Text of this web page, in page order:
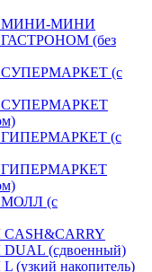
МИНИ-МИНИ
ГАСТРОНОМ (без
СУПЕРМАРКЕТ (с
СУПЕРМАРКЕТ
ГИПЕРМАРКЕТ (с
ГИПЕРМАРКЕТ
МОЛЛ (с
(сдвоенный)
накопитель)